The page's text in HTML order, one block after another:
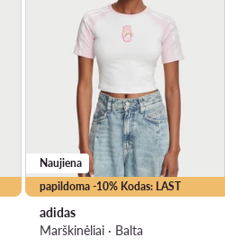
papildoma -10% Kodas: LAST
Naujiena
adidas
Marškinėliai · Balta